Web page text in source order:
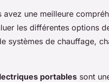
avez une meilleure
les différentes options
systèmes de chauffage,
portables sont